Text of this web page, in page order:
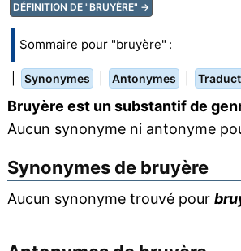
DÉFINITION DE "BRUYÈRE" →
Sommaire pour "bruyère" :
Synonymes Antonymes
Bruyère est un substantif de
Aucun synonyme ni antonyme
Synonymes de bruyère
Aucun synonyme trouvé pour